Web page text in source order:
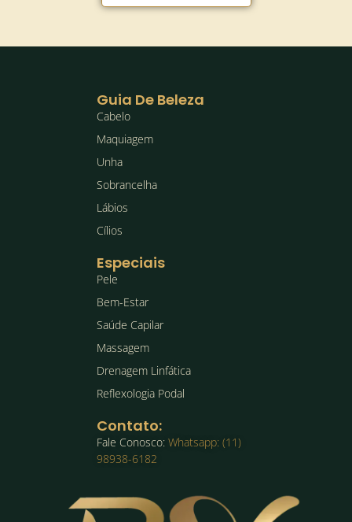
Guia De Beleza
Cabelo
Maquiagem
Unha
Sobrancelha
Lábios
Cílios
Especiais
Pele
Bem-Estar
Saúde Capilar
Massagem
Drenagem Linfática
Reflexologia Podal
Contato:
Fale Conosco:Whatsapp: (11)
98938-6182